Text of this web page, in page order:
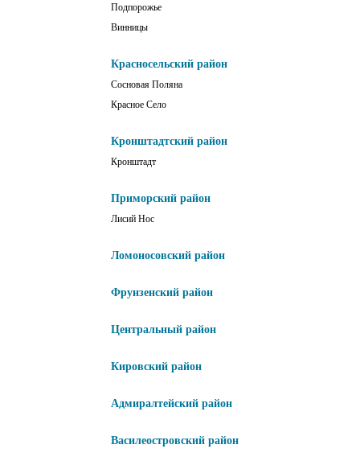
Подпорожье
Винницы
Красносельский район
Сосновая Поляна
Красное Село
Кронштадтский район
Кронштадт
Приморский район
Лисий Нос
Ломоносовский район
Фрунзенский район
Центральный район
Кировский район
Адмиралтейский район
Василеостровский район